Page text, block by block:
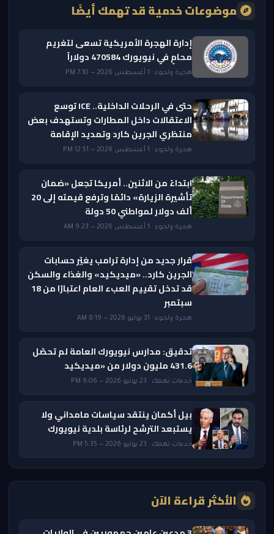
موضوعات خدمية قد تهمك أيضًا
إدارة الهجرة الأمريكية تسعى لتغريم
محامٍ في نيويورك 470584 دولاراً
هجرة ولجوء · 1 أغسطس 2026 — 7:10 PM
حتى في الرحلات الداخلية.. ICE توسع
الاعتقالات داخل المطارات وتستهدف بعض
منتظري الجرين كارد وتمديد الإقامة
هجرة ولجوء · 1 أغسطس 2026 — 12:51 PM
ابتداءً من الاثنين.. أمريكا تجعل «ضمان
تأشيرة الزيارة» دائمًا وترفع قيمته إلى 20
ألف دولار لمواطني 50 دولة
هجرة ولجوء · 1 أغسطس 2026 — 9:23 AM
قرار جديد من إدارة ترامب يغيّر حسابات
الجرين كارد.. «ميديكيد» والغذاء والسكن
قد تدخل تقييم العبء العام اعتبارًا من 18
سبتمبر
هجرة ولجوء · 31 يوليو 2026 — 8:19 AM
تدقيق: مدارس نيويورك العامة لم تحصّل
431.6 مليون دولار من «ميديكيد
خدمات تهمك · 23 يوليو 2026 — 9:06 PM
بيل أكمان ينتقد سياسات مامداني ولا
يستبعد الترشح لرئاسة بلدية نيويورك
خدمات تهمك · 23 يوليو 2026 — 5:35 PM
الأكثر قراءة الآن